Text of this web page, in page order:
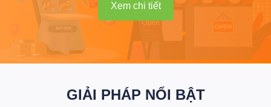
Xem chi tiết
GIẢI PHÁP NỔI BẬT